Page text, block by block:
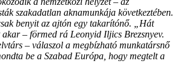
szakadatlan aknamunkája következtében.
benyit az ajtón egy takarítónő. „Hát
– förmed rá Leonyid Iljics Brezsnyev.
– válaszol a megbízható munkatársnő
be a Szabad Európa, hogy megtelt a